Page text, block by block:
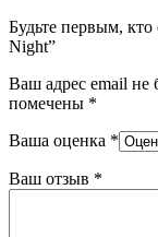
Будьте первым, кто
Night”
Ваш адрес email не
помечены *
Ваша оценка *
Ваш отзыв *